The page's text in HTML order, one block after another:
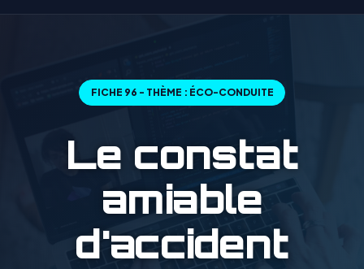
FICHE 96 - THÈME : ÉCO-CONDUITE
Le constat
amiable
d'accident